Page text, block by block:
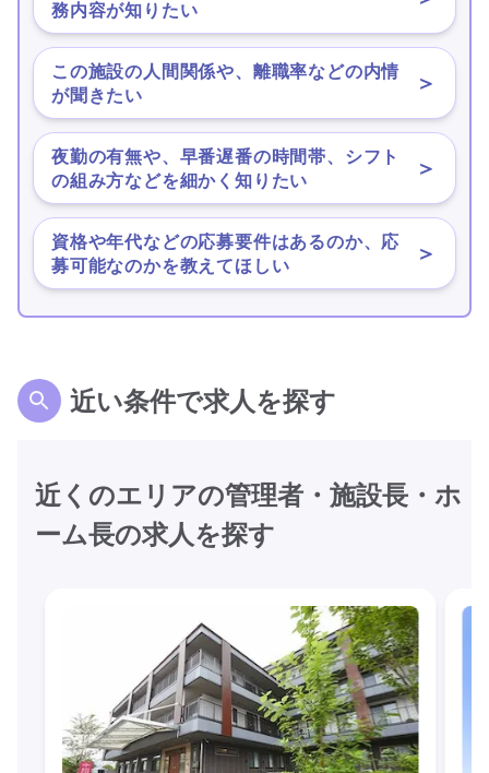
務内容が知りたい
この施設の人間関係や、離職率などの内情
が聞きたい
＞
夜勤の有無や、早番遅番の時間帯、シフト
の組み方などを細かく知りたい
＞
資格や年代などの応募要件はあるのか、応
募可能なのかを教えてほしい
＞
近い条件で求人を探す
近くのエリアの管理者・施設長・ホ
ーム長の求人を探す